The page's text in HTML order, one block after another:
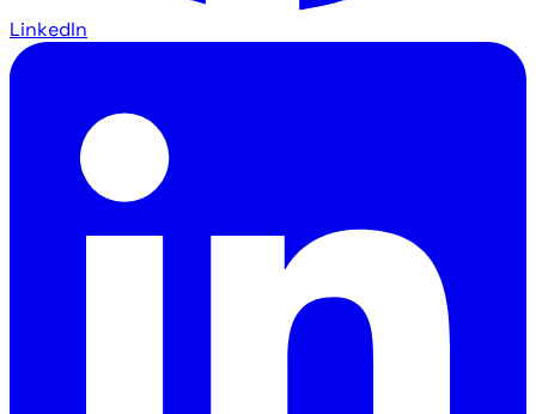
LinkedIn